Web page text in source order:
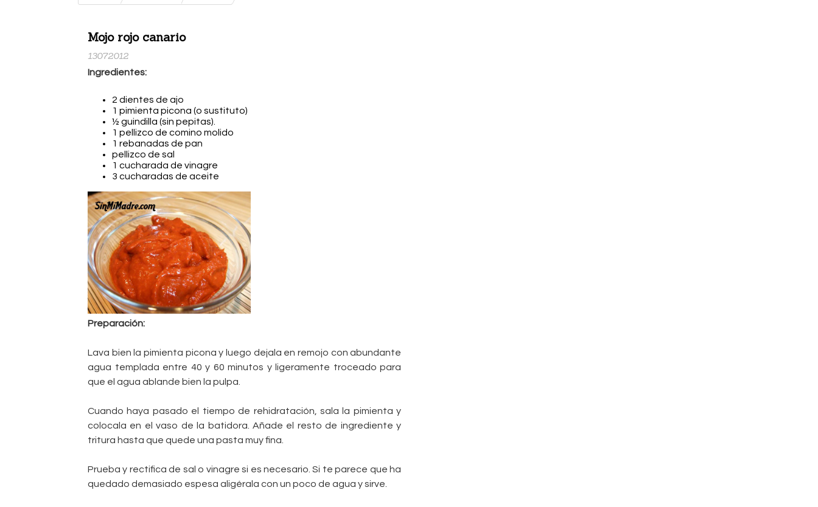
Mojo rojo canario
13072012
Ingredientes:
2 dientes de ajo
1 pimienta picona (o sustituto)
½ guindilla (sin pepitas).
1 pellizco de comino molido
1 rebanadas de pan
pellizco de sal
1 cucharada de vinagre
3 cucharadas de aceite
Preparación:
Lava bien la pimienta picona y luego dejala en remojo con abundante
agua templada entre 40 y 60 minutos y ligeramente troceado para
que el agua ablande bien la pulpa.
Cuando haya pasado el tiempo de rehidratación, sala la pimienta y
colocala en el vaso de la batidora. Añade el resto de ingrediente y
tritura hasta que quede una pasta muy fina.
Prueba y rectifica de sal o vinagre si es necesario. Si te parece que ha
quedado demasiado espesa aligérala con un poco de agua y sirve.